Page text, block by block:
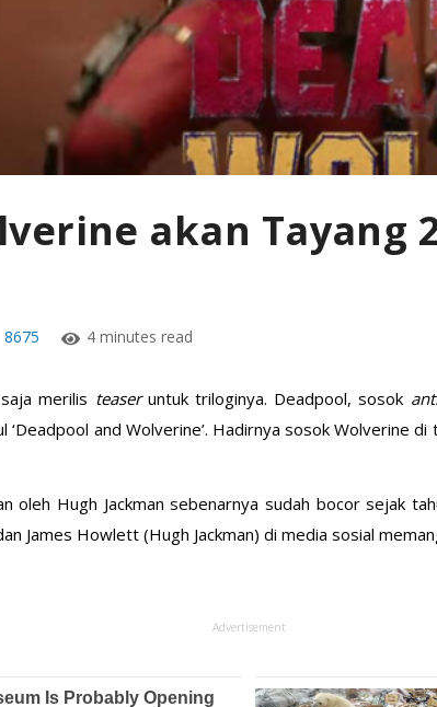
akan Tayang
8675 4 minutes read
merilis teaser untuk triloginya. Deadpool, sosok
and Wolverine’. Hadirnya sosok Wolverine
oleh Hugh Jackman sebenarnya sudah bocor sejak
James Howlett (Hugh Jackman) di media sosial
Advertisement